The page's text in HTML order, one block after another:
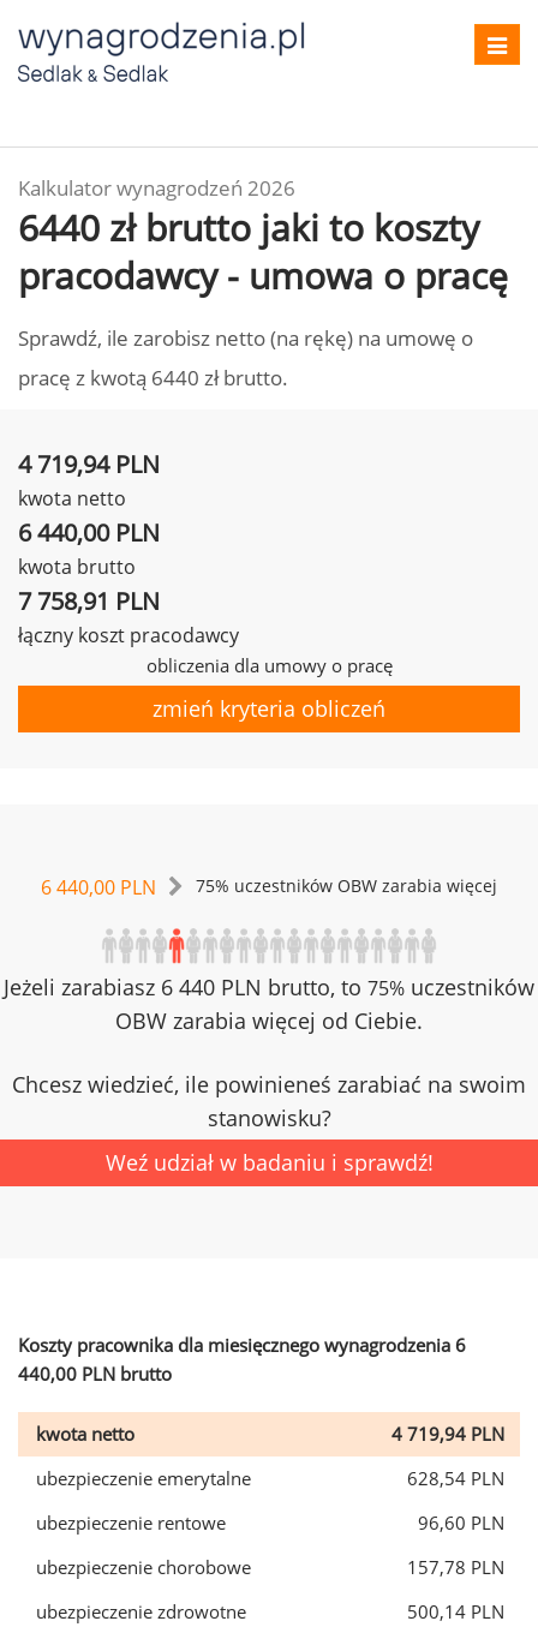
Kalkulator wynagrodzeń 2026
6440 zł brutto jaki to koszty
pracodawcy - umowa o pracę
Sprawdź, ile zarobisz netto (na rękę) na umowę o
pracę z kwotą 6440 zł brutto.
4 719,94 PLN
kwota netto
6 440,00 PLN
kwota brutto
7 758,91 PLN
łączny koszt pracodawcy
obliczenia dla umowy o pracę
zmień kryteria obliczeń
6 440,00 PLN 75% uczestników OBW zarabia więcej
Jeżeli zarabiasz 6 440 PLN brutto, to 75% uczestników
OBW zarabia więcej od Ciebie.
Chcesz wiedzieć, ile powinieneś zarabiać na swoim
stanowisku?
Weź udział w badaniu i sprawdź!
Koszty pracownika dla miesięcznego wynagrodzenia 6
440,00 PLN brutto
kwota netto
4 719,94 PLN
ubezpieczenie emerytalne
628,54 PLN
ubezpieczenie rentowe
96,60 PLN
ubezpieczenie chorobowe
157,78 PLN
ubezpieczenie zdrowotne
500,14 PLN